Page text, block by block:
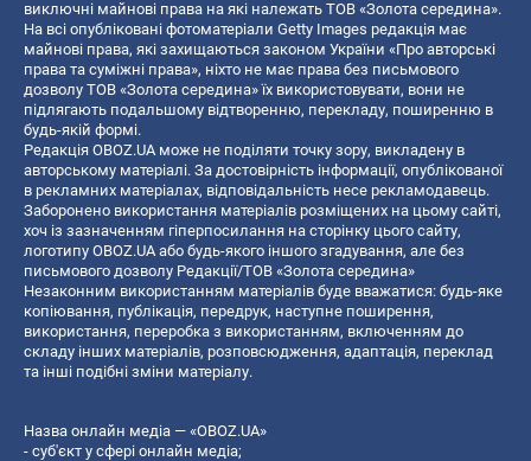
виключні майнові права на які належать ТОВ «Золота середина».
На всі опубліковані фотоматеріали Getty Images редакція має
майнові права, які захищаються законом України «Про авторські
права та суміжні права», ніхто не має права без письмового
дозволу ТОВ «Золота середина» їх використовувати, вони не
підлягають подальшому відтворенню, перекладу, поширенню в
будь-якій формі.
Редакція OBOZ.UA може не поділяти точку зору, викладену в
авторському матеріалі. За достовірність інформації, опублікованої
в рекламних матеріалах, відповідальність несе рекламодавець.
Заборонено використання матеріалів розміщених на цьому сайті,
хоч із зазначенням гіперпосилання на сторінку цього сайту,
логотипу OBOZ.UA або будь-якого іншого згадування, але без
письмового дозволу Редакції/ТОВ «Золота середина»
Незаконним використанням матеріалів буде вважатися: будь-яке
копiювання, публiкацiя, передрук, наступне поширення,
використання, переробка з використанням, включенням до
складу інших матеріалів, розповсюдження, адаптація, переклад
та інші подібні зміни матеріалу.
Назва онлайн медіа — «OBOZ.UA»
- суб'єкт у сфері онлайн медіа;